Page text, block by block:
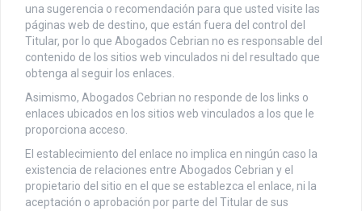
una sugerencia o recomendación para que usted visite las
páginas web de destino, que están fuera del control del
Titular, por lo que Abogados Cebrian no es responsable del
contenido de los sitios web vinculados ni del resultado que
obtenga al seguir los enlaces.
Asimismo, Abogados Cebrian no responde de los links o
enlaces ubicados en los sitios web vinculados a los que le
proporciona acceso.
El establecimiento del enlace no implica en ningún caso la
existencia de relaciones entre Abogados Cebrian y el
propietario del sitio en el que se establezca el enlace, ni la
aceptación o aprobación por parte del Titular de sus